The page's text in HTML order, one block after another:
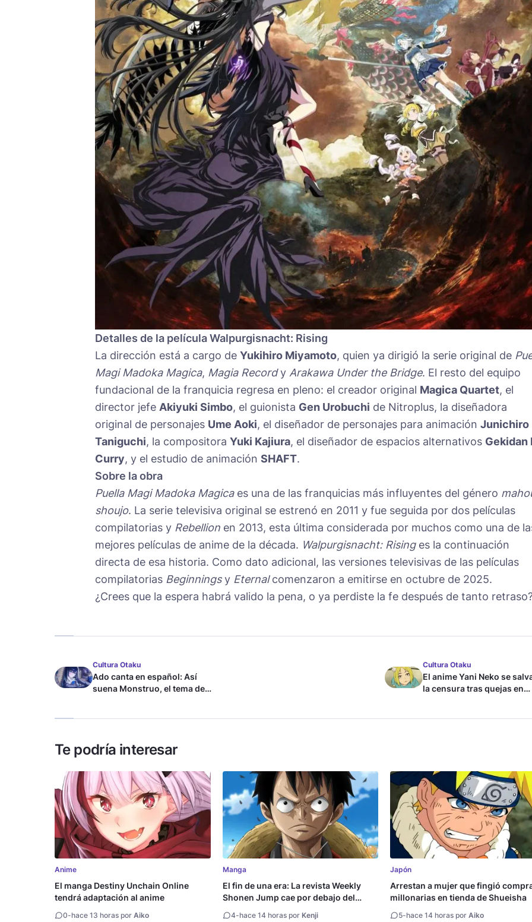
Detalles de la película Walpurgisnacht: Rising
La dirección está a cargo de Yukihiro Miyamoto, quien ya dirigió la serie original de
Magi Madoka Magica, Magia Recordy Arakawa Under the Bridge. El resto del equipo
fundacional de la franquicia regresa en pleno: el creador original Magica Quartet, el
director jefe Akiyuki Simbo, el guionista Gen Urobuchi de Nitroplus, la diseñadora
original de personajes Ume Aoki, el diseñador de personajes para animación Junichiro
Taniguchi, la compositora Yuki Kajiura, el diseñador de espacios alternativos Gekidan
Curry, y el estudio de animación SHAFT.
Sobre la obra
Puella Magi Madoka Magicaes una de las franquicias más influyentes del género
shoujo. La serie televisiva original se estrenó en 2011 y fue seguida por dos películas
compilatorias y Rebellion en 2013, esta última considerada por muchos como una de
mejores películas de anime de la década. Walpurgisnacht: Risinges la continuación
directa de esa historia. Como dato adicional, las versiones televisivas de las películas
compilatorias Beginningsy Eternalcomenzaron a emitirse en octubre de 2025.
¿Crees que la espera habrá valido la pena, o ya perdiste la fe después de tanto
Cultura Otaku
Ado canta en español: Así
suena Monstruo, el tema de
Cultura Otaku
El anime Yani Neko se
la censura tras quejas en
Te podría interesar
Anime
El manga Destiny Unchain Online
tendrá adaptación al anime
0-hace 13 horas por Aiko
Manga
El fin de una era: La revista Weekly
Shonen Jump cae por debajo del
millón de copias
4-hace 14 horas por Kenji
Japón
Arrestan a mujer que fingió
millonarias en tienda de Shueisha
5-hace 14 horas porAiko